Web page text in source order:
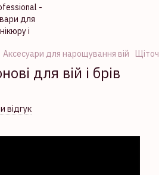
Аксесуари для нарощування вій
для вій і брів
відгук